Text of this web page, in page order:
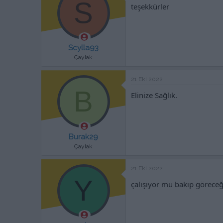
S
Scylla93
Çaylak
teşekkürler
B
Burak29
Çaylak
21 Eki 2022
Elinize Sağlık.
Y
21 Eki 2022
çalışıyor mu bakıp